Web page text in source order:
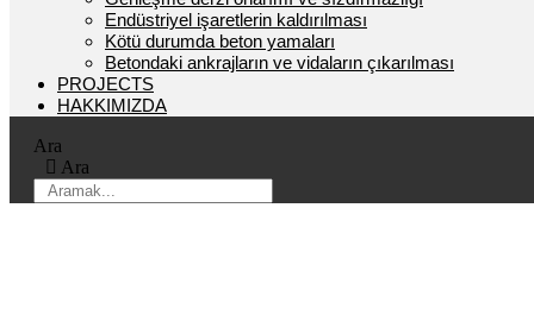
Endüstriyel işaretlerin kaldırılması
Kötü durumda beton yamaları
Betondaki ankrajların ve vidaların çıkarılması
PROJECTS
HAKKIMIZDA
Ara
Ara